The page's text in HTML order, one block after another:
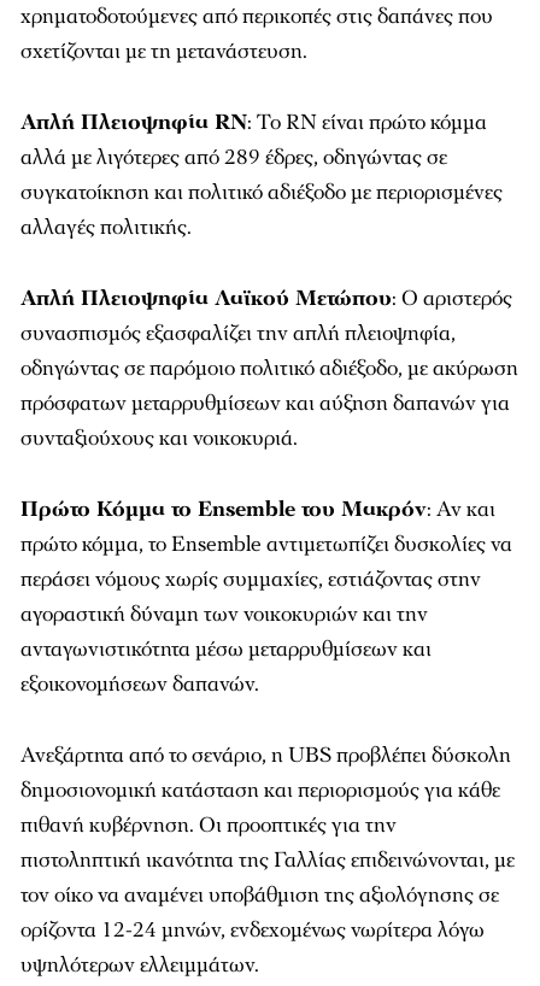
χρηματοδοτούμενες από περικοπές στις δαπάνες που
σχετίζονται με τη μετανάστευση.
Απλή Πλειοψηφία RN: Το RN είναι πρώτο κόμμα
αλλά με λιγότερες από 289 έδρες, οδηγώντας σε
συγκατοίκηση και πολιτικό αδιέξοδο με περιορισμένες
αλλαγές πολιτικής.
Απλή Πλειοψηφία Λαϊκού Μετώπου: Ο αριστερός
συνασπισμός εξασφαλίζει την απλή πλειοψηφία,
οδηγώντας σε παρόμοιο πολιτικό αδιέξοδο, με ακύρωση
πρόσφατων μεταρρυθμίσεων και αύξηση δαπανών για
συνταξιούχους και νοικοκυριά.
Πρώτο Κόμμα το Ensemble του Μακρόν: Αν και
πρώτο κόμμα, το Ensemble αντιμετωπίζει δυσκολίες να
περάσει νόμους χωρίς συμμαχίες, εστιάζοντας στην
αγοραστική δύναμη των νοικοκυριών και την
ανταγωνιστικότητα μέσω μεταρρυθμίσεων και
εξοικονομήσεων δαπανών.
Ανεξάρτητα από το σενάριο, η UBS προβλέπει δύσκολη
δημοσιονομική κατάσταση και περιορισμούς για κάθε
πιθανή κυβέρνηση. Οι προοπτικές για την
πιστοληπτική ικανότητα της Γαλλίας επιδεινώνονται, με
τον οίκο να αναμένει υποβάθμιση της αξιολόγησης σε
ορίζοντα 12-24 μηνών, ενδεχομένως νωρίτερα λόγω
υψηλότερων ελλειμμάτων.